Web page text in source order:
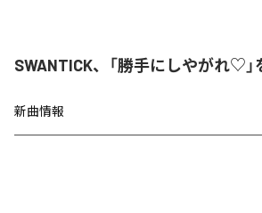
SWANTICK、「勝手にしやがれ♡
新曲情報